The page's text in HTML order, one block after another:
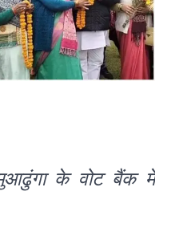
के वोट बैंक में